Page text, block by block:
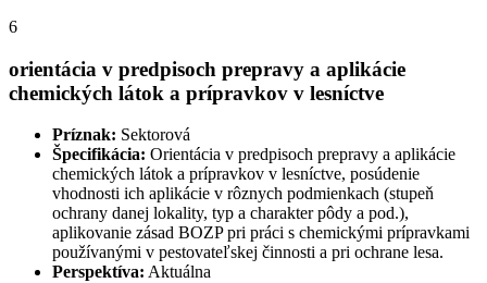
6
orientácia v predpisoch prepravy a aplikácie
chemických látok a prípravkov v lesníctve
Príznak: Sektorová
Špecifikácia: Orientácia v predpisoch prepravy a aplikácie
chemických látok a prípravkov v lesníctve, posúdenie
vhodnosti ich aplikácie v rôznych podmienkach (stupeň
ochrany danej lokality, typ a charakter pôdy a pod.),
aplikovanie zásad BOZP pri práci s chemickými prípravkami
používanými v pestovateľskej činnosti a pri ochrane lesa.
Perspektíva: Aktuálna